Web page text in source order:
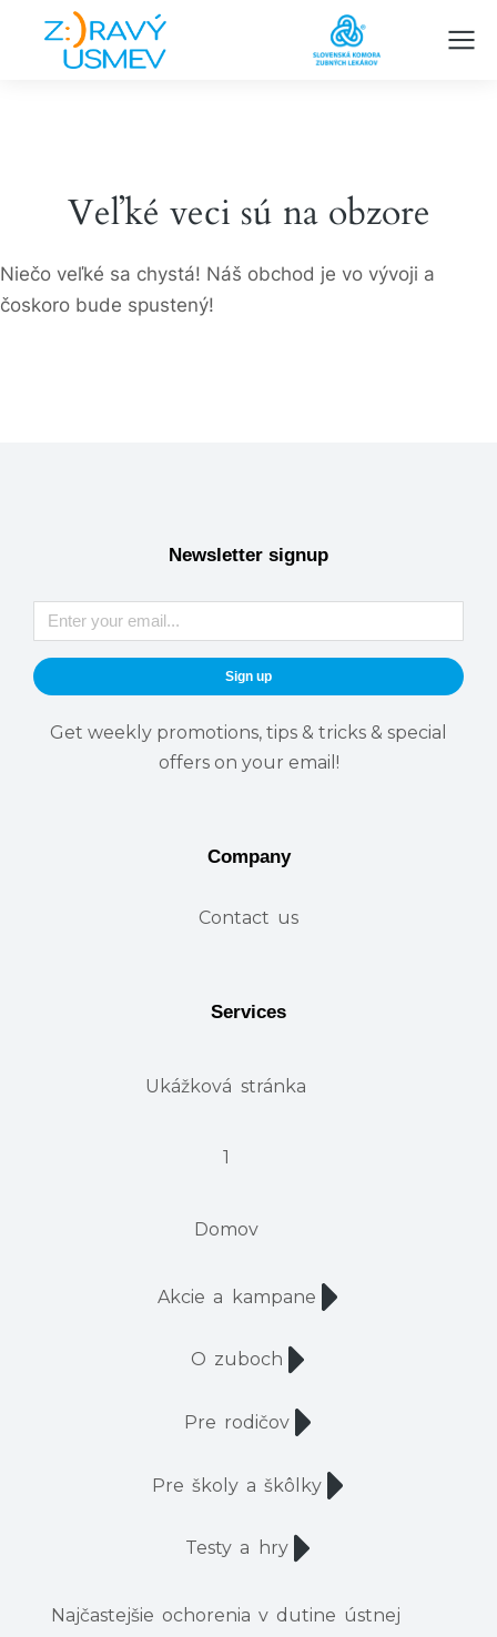
Veľké veci sú na obzore
Niečo veľké sa chystá! Náš obchod je vo vývoji a
čoskoro bude spustený!
Newsletter signup
Sign up
Get weekly promotions, tips & tricks & special
offers on your email!
Company
Contact us
Services
Ukážková stránka
1
Domov
Akcie a kampane
O zuboch
Pre rodičov
Pre školy a škôlky
Testy a hry
Najčastejšie ochorenia v dutine ústnej